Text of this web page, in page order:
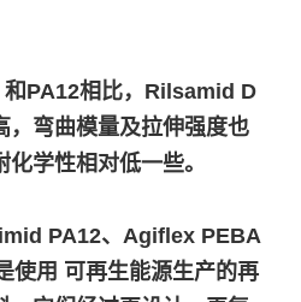
PA12相比，Rilsamid D
，弯曲模量及拉伸强度也
学性相对低一些。
PA12、Agiflex PEBA
使用 可再生能源生产的再